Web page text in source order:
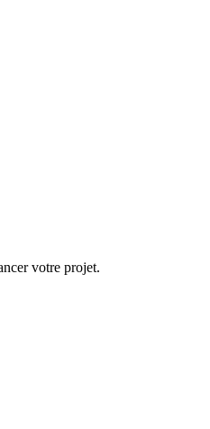
votre projet.